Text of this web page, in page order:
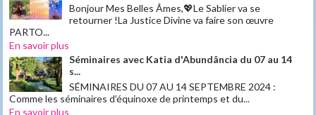
Bonjour Mes Belles Âmes,💖Le Sablier va se
retourner !La Justice Divine va faire son œuvre
PARTO...
En savoir plus
Séminaires avec Katia d'Abundância du 07 au 14
s...
SÉMINAIRES DU 07 AU 14 SEPTEMBRE 2024 :
Comme les séminaires d’équinoxe de printemps et du...
En savoir plus